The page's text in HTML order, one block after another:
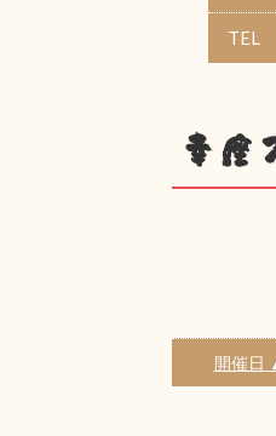
TEL
幸座
開催日